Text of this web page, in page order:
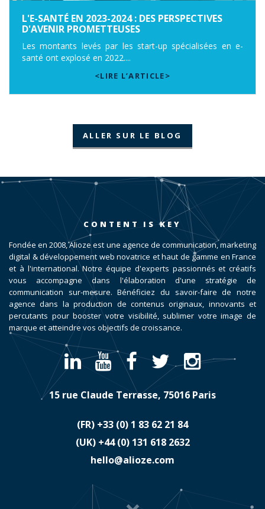
L'E-SANTÉ EN 2023-2024 : DES PERSPECTIVES
D'AVENIR PROMETTEUSES
Les montants levés par les start-up spécialisées en e-
santé ont explosé en 2022....
<LIRE L’ARTICLE>
ALLER SUR LE BLOG
CONTENT IS KEY
Fondée en 2008, Alioze est une agence de communication, marketing
digital & développement web novatrice et haut de gamme en France
et à l'international. Notre équipe d'experts passionnés et créatifs
vous accompagne dans l'élaboration d'une stratégie de
communication sur-mesure. Bénéficiez du savoir-faire de notre
agence dans la production de contenus originaux, innovants et
percutants pour booster votre visibilité, sublimer votre image de
marque et atteindre vos objectifs de croissance.
15 rue Claude Terrasse, 75016 Paris
(FR) ​+33 (0) 1 83 62 21 84
(UK) ​+44 (0) 131 618 2632
hello@alioze.com